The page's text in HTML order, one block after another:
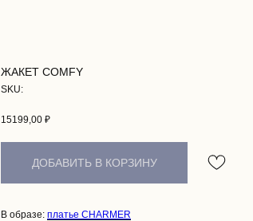
ЖАКЕТ COMFY
SKU:
15199,00 ₽
ДОБАВИТЬ В КОРЗИНУ
В образе: платье CHARMER